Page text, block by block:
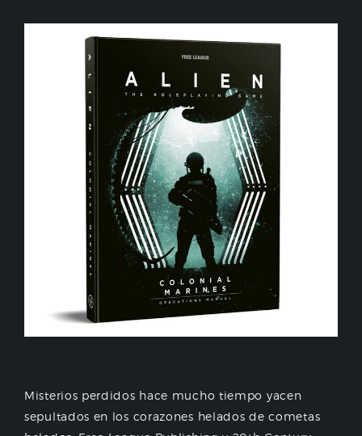
Misterios perdidos hace mucho tiempo yacen
sepultados en los corazones helados de cometas